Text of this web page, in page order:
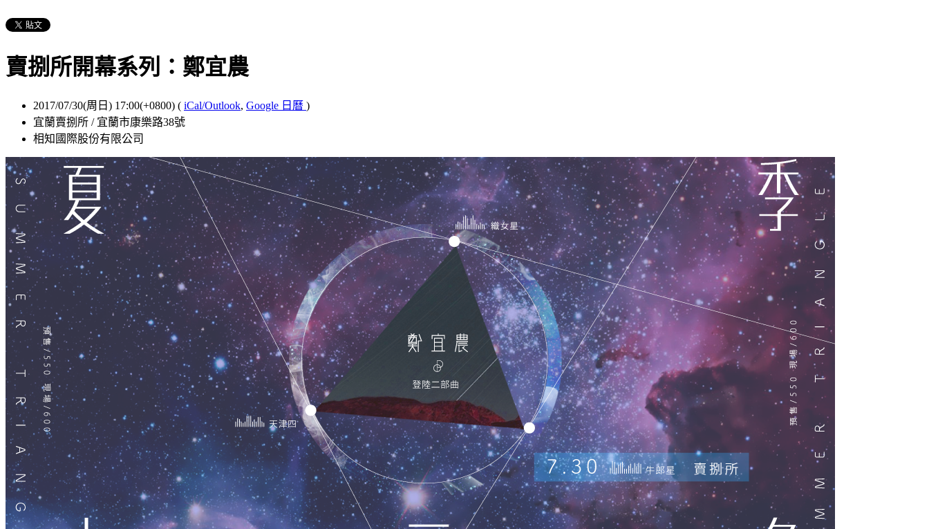
賣捌所開幕系列：鄭宜農
2017/07/30(周日) 17:00(+0800) ( iCal/Outlook, Google 日曆 )
宜蘭賣捌所 / 宜蘭市康樂路38號
相知國際股份有限公司